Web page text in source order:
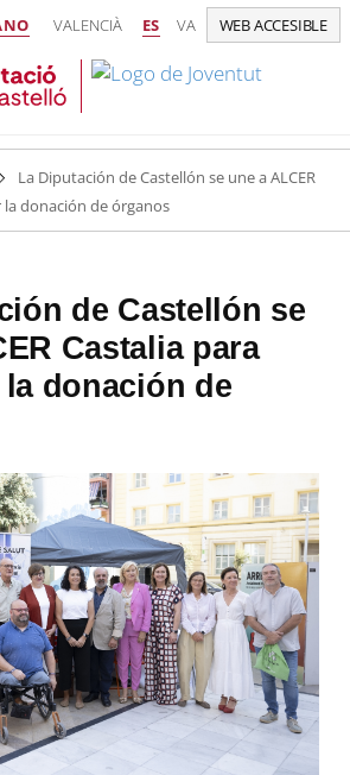
VALENCIÀ ES VA WEB ACCESIBLE
La Diputación de Castellón se une a ALCER
donación de órganos
de Castellón se
Castalia para
donación de